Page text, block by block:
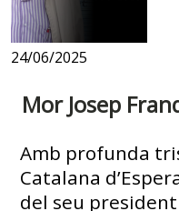
24/06/2025
Mor Josep
Amb profunda
Catalana
del seu